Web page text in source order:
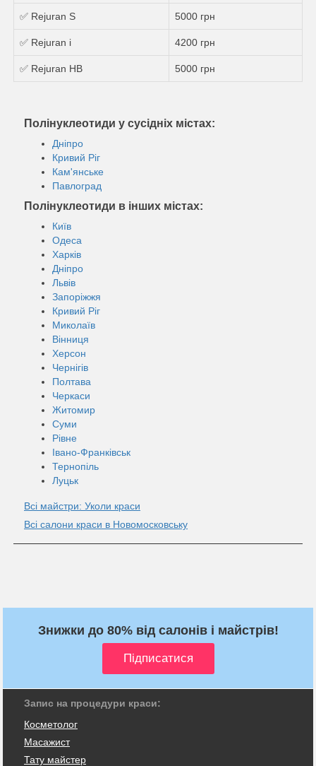
✅ Rejuran S 5000 грн
✅ Rejuran i 4200 грн
✅ Rejuran HB 5000 грн
Полінуклеотиди у сусідніх містах:
Дніпро
Кривий Ріг
Кам'янське
Павлоград
Полінуклеотиди в інших містах:
Київ
Одеса
Харків
Дніпро
Львів
Запоріжжя
Кривий Ріг
Миколаїв
Вінниця
Херсон
Чернігів
Полтава
Черкаси
Житомир
Суми
Рівне
Івано-Франківськ
Тернопіль
Луцьк
Всі майстри: Уколи краси
Всі салони краси в Новомосковську
Знижки до 80% від салонів і майстрів!
Запис на процедури краси:
Косметолог
Масажист
Тату майстер